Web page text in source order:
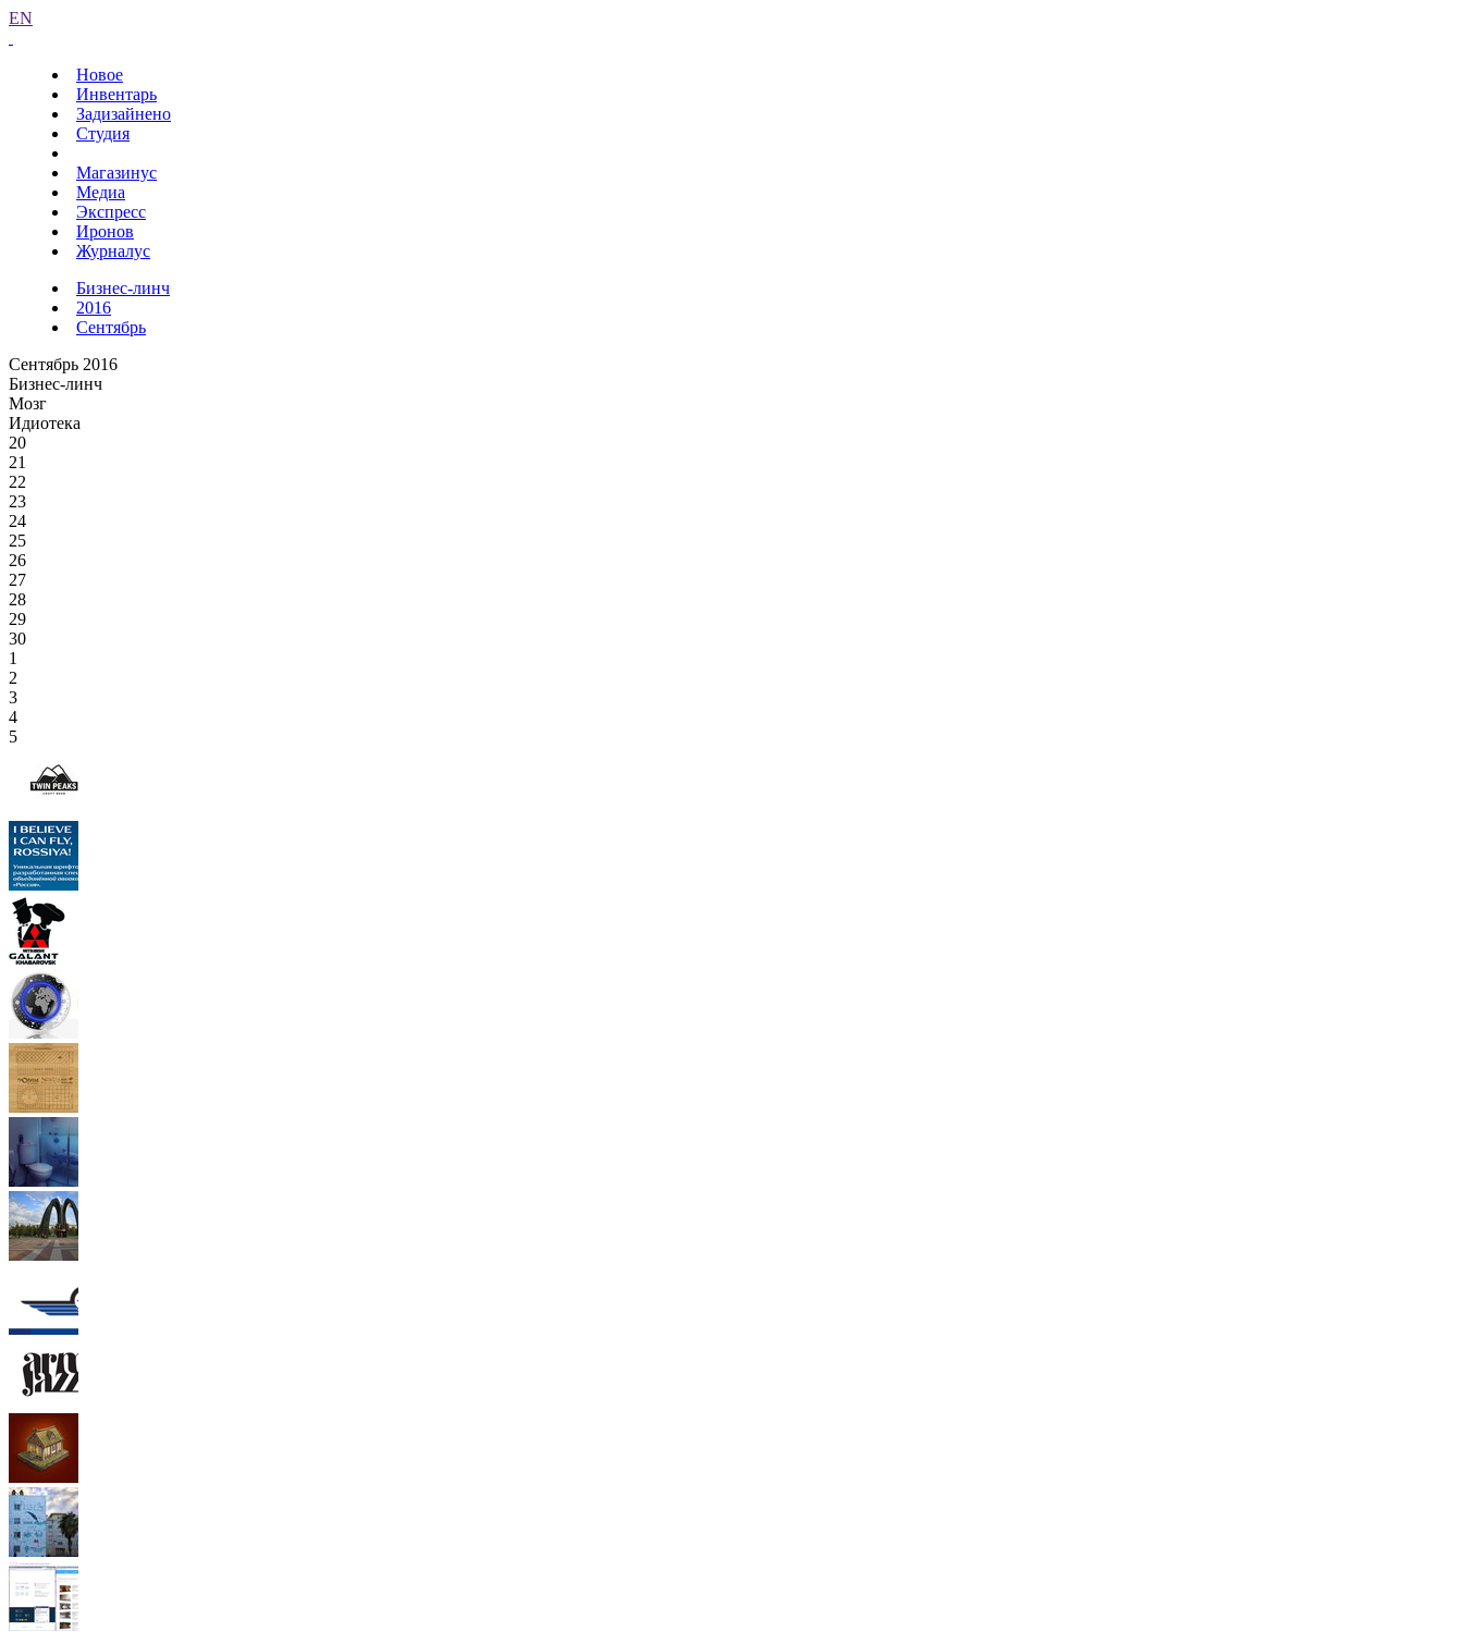
EN
Новое
Инвентарь
Задизайнено
Студия
Магазинус
Медиа
Экспресс
Иронов
Журналус
Бизнес-линч
2016
Сентябрь
Сентябрь 2016
Бизнес-линч
Мозг
Идиотека
20
21
22
23
24
25
26
27
28
29
30
1
2
3
4
5